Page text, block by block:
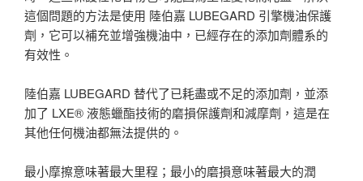
這個問題的方法是使用 陸伯嘉 LUBEGARD 引擎機油保護
劑，它可以補充並增強機油中，已經存在的添加劑體系的
有效性。
陸伯嘉 LUBEGARD 替代了已耗盡或不足的添加劑，並添
加了 LXE® 液態蠟酯技術的磨損保護劑和減摩劑，這是在
其他任何機油都無法提供的。
最小摩擦意味著最大里程；最小的磨損意味著最大的潤